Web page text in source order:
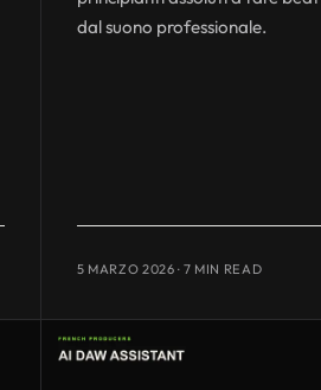
dal suono professionale.
5 MARZO 2026 · 7 MIN READ